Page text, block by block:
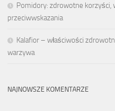
Pomidory: zdrowotne korzyści,
przeciwwskazania
Kalafior – właściwości
warzywa
NAJNOWSZE KOMENTARZE